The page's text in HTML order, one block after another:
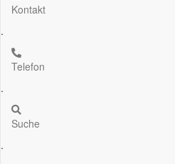
Kontakt
.
Telefon
.
Suche
.